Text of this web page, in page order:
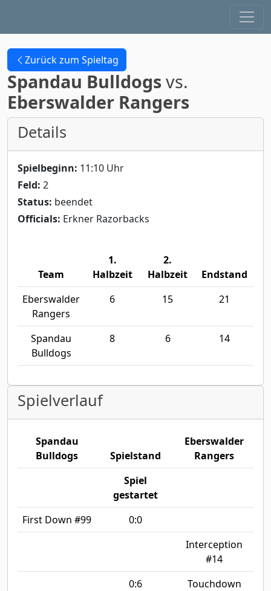
Zurück zum Spieltag
Spandau Bulldogsvs.
Eberswalder Rangers
Details
Spielbeginn: 11:10 Uhr
Feld: 2
Status: beendet
Officials: Erkner Razorbacks
Team
1.
Halbzeit
2.
Halbzeit
Endstand
Eberswalder
Rangers
6 15 21
Spandau
Bulldogs
8 6 14
Spielverlauf
Spandau
Bulldogs
Spielstand
Eberswalder
Rangers
Spiel
gestartet
First Down #99
0:0
Interception
#14
0:6
Touchdown